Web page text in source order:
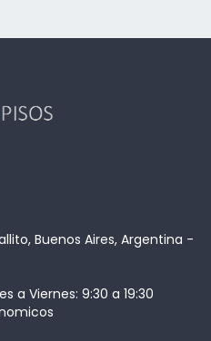
Buenos Aires, Argentina -
a Viernes: 9:30 a 19:30